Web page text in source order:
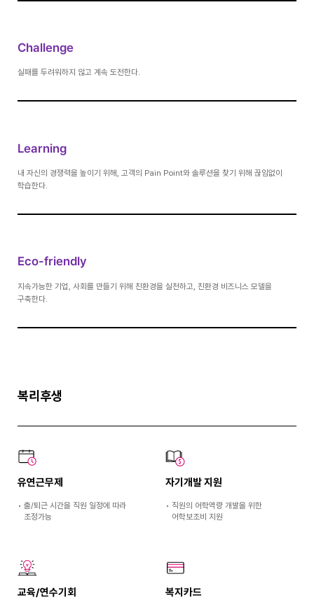
Challenge
실패를 두려워하지 않고 계속 도전한다.
Learning
내 자신의 경쟁력을 높이기 위해, 고객의 Pain Point와 솔루션을 찾기 위해 끊임없이
학습한다.
Eco-friendly
지속가능한 기업, 사회를 만들기 위해 친환경을 실천하고, 친환경 비즈니스 모델을
구축한다.
복리후생
유연근무제
• 출/퇴근 시간을 직원 일정에 따라
조정가능
자기개발 지원
• 직원의 어학역량 개발을 위한
어학보조비 지원
교육/연수기회 복지카드